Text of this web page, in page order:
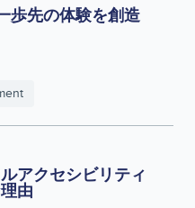
歩先の体験を創造
アクセシビリティ
由